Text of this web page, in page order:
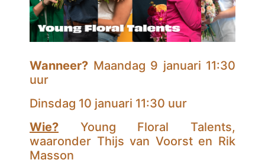
Wanneer? Maandag 9 januari 11:30
uur
Dinsdag 10 januari 11:30 uur
Wie? Young Floral Talents,
waaronder Thijs van Voorst en Rik
Masson